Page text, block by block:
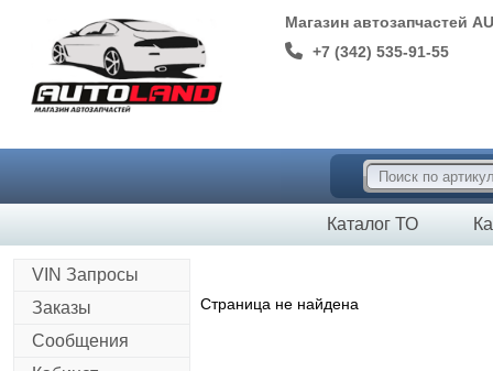
Магазин автозапчастей
+7 (342) 535-91-55
Каталог ТО
VIN Запросы
Заказы
Сообщения
Страница не найдена